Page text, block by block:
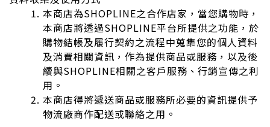
本商店為SHOPLINE之合作店家，當您購物時，
本商店將透過SHOPLINE平台所提供之功能，於
購物結帳及履行契約之流程中蒐集您的個人資料
及消費相關資訊，作為提供商品或服務，以及後
續與SHOPLINE相關之客戶服務、行銷宣傳之利
用。
本商店得將遞送商品或服務所必要的資訊提供予
物流廠商作配送或聯絡之用。